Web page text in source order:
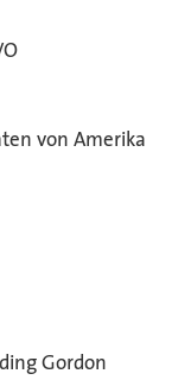
von Amerika
Gordon